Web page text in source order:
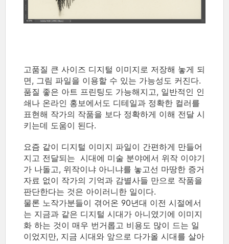
고품질 큰 사이즈 디지털 이미지로 저장해 놓게 되
면, 그림 파일을 이용할 수 있는 가능성도 커진다.
품질 좋은 아트 프린팅도 가능해지고, 일반적인 인
쇄나 온라인 홍보에서도 디테일과 정확한 컬러를
표현해 작가의 작품을 보다 정확하게 이해 전달 시
키는데 도움이 된다.
요즘 같이 디지털 이미지 파일이 간편하게 만들어
지고 전달되는 시대에 미술 분야에서 위작 이야기
가 나돌고, 위작이냐 아니냐를 놓고선 마땅한 증거
자료 없이 작가의 기억과 감별사들 만으로 작품을
판단한다는 것은 아이러니한 일이다.
물론 노작가분들이 겪어온 90년대 이전 시절에서
는 지금과 같은 디지털 시대가 아니였기에 이미지
화 하는 것이 매우 번거롭고 비용도 많이 드는 일
이었지만, 지금 시대와 앞으로 다가올 시대를 살아